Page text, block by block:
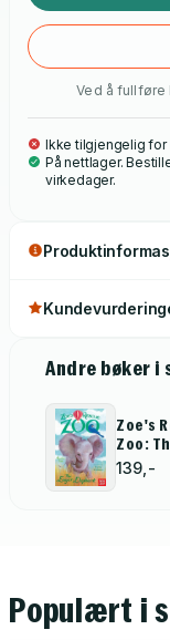
Ved å
Ikke tilgjengelig for
På nettlager.
virkedager.
Andre bøker i
Zoe's
Zoo:
139,-
Populært i